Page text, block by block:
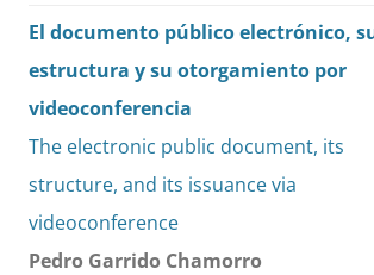
El documento público electrónico,
estructura y su otorgamiento por
videoconferencia
The electronic public document, its
structure, and its issuance via
videoconference
Pedro Garrido Chamorro